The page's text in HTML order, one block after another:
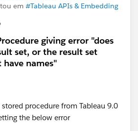
em #Tableau APIs & Embedding
giving error "does
set, or the result set
names"
procedure from Tableau 9.0
the below error